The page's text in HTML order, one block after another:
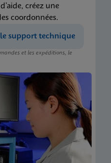
créez une
coordonnées.
support technique
et les expéditions, le